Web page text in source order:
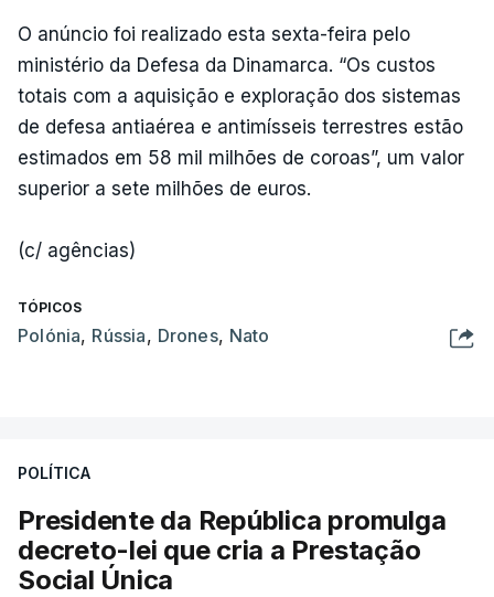
O anúncio foi realizado esta sexta-feira pelo
ministério da Defesa da Dinamarca. “Os custos
totais com a aquisição e exploração dos sistemas
de defesa antiaérea e antimísseis terrestres estão
estimados em 58 mil milhões de coroas”, um valor
superior a sete milhões de euros.
(c/ agências)
TÓPICOS
Polónia, Rússia, Drones, Nato
POLÍTICA
Presidente da República promulga
decreto-lei que cria a Prestação
Social Única